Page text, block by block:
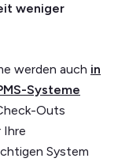
weniger
werden auch in
Systeme
Outs
Ihre
System